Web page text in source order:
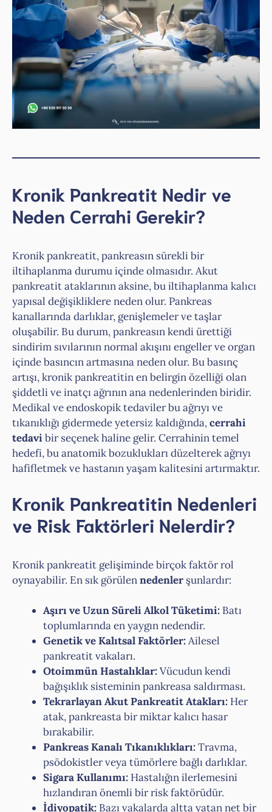
Kronik Pankreatit Nedir ve
Neden Cerrahi Gerekir?
Kronik pankreatit, pankreasın sürekli bir
iltihaplanma durumu içinde olmasıdır. Akut
pankreatit ataklarının aksine, bu iltihaplanma kalıcı
yapısal değişikliklere neden olur. Pankreas
kanallarında darlıklar, genişlemeler ve taşlar
oluşabilir. Bu durum, pankreasın kendi ürettiği
sindirim sıvılarının normal akışını engeller ve organ
içinde basıncın artmasına neden olur. Bu basınç
artışı, kronik pankreatitin en belirgin özelliği olan
şiddetli ve inatçı ağrının ana nedenlerinden biridir.
Medikal ve endoskopik tedaviler bu ağrıyı ve
tıkanıklığı gidermede yetersiz kaldığında,cerrahi
tedavibir seçenek haline gelir. Cerrahinin temel
hedefi, bu anatomik bozuklukları düzelterek ağrıyı
hafifletmek ve hastanın yaşam kalitesini artırmaktır.
Kronik Pankreatitin Nedenleri
ve Risk Faktörleri Nelerdir?
Kronik pankreatit gelişiminde birçok faktör rol
oynayabilir. En sık görülennedenler şunlardır:
Aşırı ve Uzun Süreli Alkol Tüketimi: Batı
toplumlarında en yaygın nedendir.
Genetik ve Kalıtsal Faktörler:Ailesel
pankreatit vakaları.
Otoimmün Hastalıklar:Vücudun kendi
bağışıklık sisteminin pankreasa saldırması.
Tekrarlayan Akut Pankreatit Atakları: Her
atak, pankreasta bir miktar kalıcı hasar
bırakabilir.
Pankreas Kanalı Tıkanıklıkları:Travma,
psödokistler veya tümörlere bağlı darlıklar.
Sigara Kullanımı: Hastalığın ilerlemesini
hızlandıran önemli bir risk faktörüdür.
İdiyopatik: Bazı vakalarda altta yatan net bir